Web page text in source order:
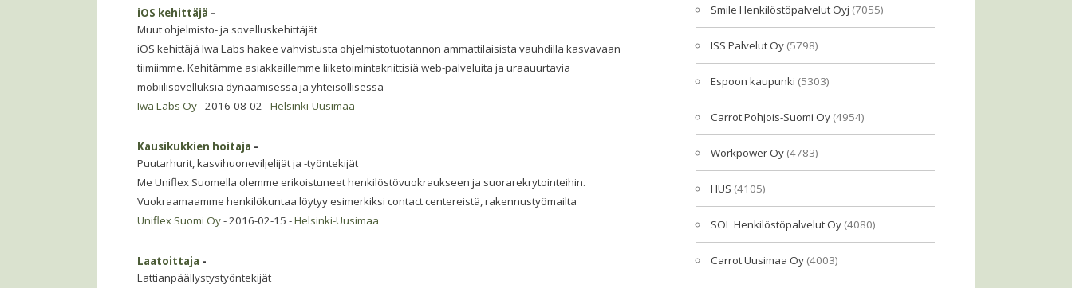
iOS kehittäjä -
Muut ohjelmisto- ja sovelluskehittäjät
iOS kehittäjä Iwa Labs hakee vahvistusta ohjelmistotuotannon ammattilaisista vauhdilla kasvavaan
tiimiimme. Kehitämme asiakkaillemme liiketoimintakriittisiä web-palveluita ja uraauurtavia
mobiilisovelluksia dynaamisessa ja yhteisöllisessä
Iwa Labs Oy- 2016-08-02 -Helsinki-Uusimaa
Kausikukkien hoitaja -
Puutarhurit, kasvihuoneviljelijät ja -työntekijät
Me Uniflex Suomella olemme erikoistuneet henkilöstövuokraukseen ja suorarekrytointeihin.
Vuokraamaamme henkilökuntaa löytyy esimerkiksi contact centereistä, rakennustyömailta
Uniflex Suomi Oy- 2016-02-15 -Helsinki-Uusimaa
Laatoittaja -
Lattianpäällystystyöntekijät
Smile Henkilöstöpalvelut Oyj (7055)
ISS Palvelut Oy (5798)
Espoon kaupunki (5303)
Carrot Pohjois-Suomi Oy (4954)
Workpower Oy (4783)
HUS (4105)
SOL Henkilöstöpalvelut Oy (4080)
Carrot Uusimaa Oy (4003)